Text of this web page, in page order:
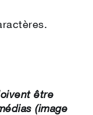
être
(image